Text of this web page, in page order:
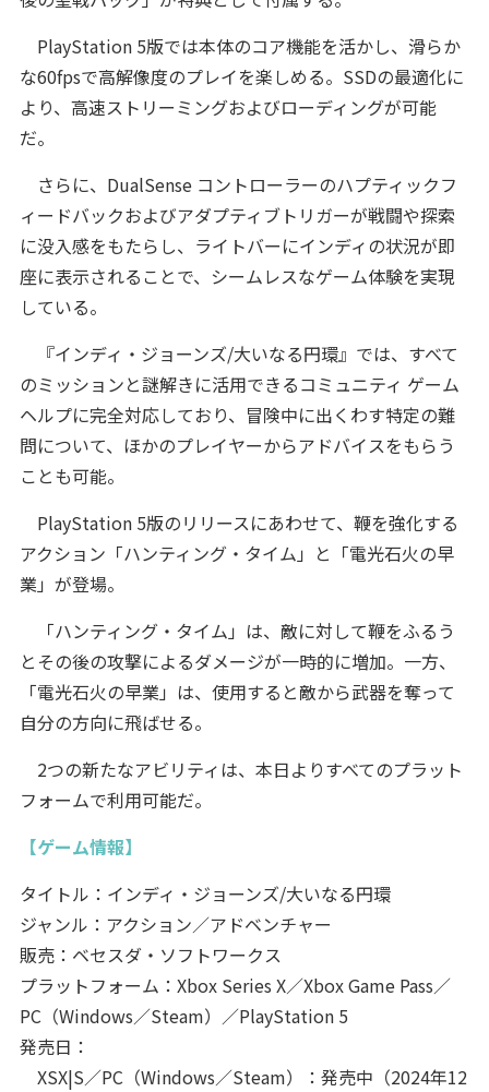
PlayStation 5版では本体のコア機能を活かし、滑らか
な60fpsで高解像度のプレイを楽しめる。SSDの最適化に
より、高速ストリーミングおよびローディングが可能
だ。
さらに、DualSense コントローラーのハプティックフ
ィードバックおよびアダプティブトリガーが戦闘や探索
に没入感をもたらし、ライトバーにインディの状況が即
座に表示されることで、シームレスなゲーム体験を実現
している。
『インディ・ジョーンズ/大いなる円環』では、すべて
のミッションと謎解きに活用できるコミュニティ ゲーム
ヘルプに完全対応しており、冒険中に出くわす特定の難
問について、ほかのプレイヤーからアドバイスをもらう
ことも可能。
PlayStation 5版のリリースにあわせて、鞭を強化する
アクション「ハンティング・タイム」と「電光石火の早
業」が登場。
「ハンティング・タイム」は、敵に対して鞭をふるう
とその後の攻撃によるダメージが一時的に増加。一方、
「電光石火の早業」は、使用すると敵から武器を奪って
自分の方向に飛ばせる。
2つの新たなアビリティは、本日よりすべてのプラット
フォームで利用可能だ。
【ゲーム情報】
タイトル：インディ・ジョーンズ/大いなる円環
ジャンル：アクション／アドベンチャー
販売：ベセスダ・ソフトワークス
プラットフォーム：Xbox Series X／Xbox Game Pass／
PC（Windows／Steam）／PlayStation 5
発売日：
XSX|S／PC（Windows／Steam）：発売中（2024年12